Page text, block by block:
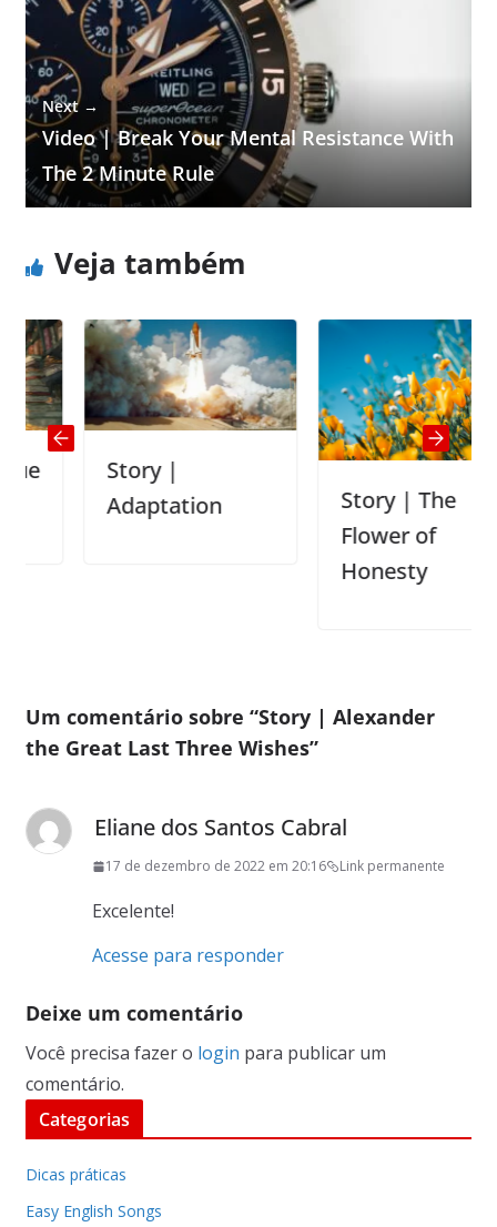
Next →
Video | Break Your Mental Resistance With
The 2 Minute Rule
Veja também
Story |
Adaptation
Story | The
Flower of
Honesty
Um comentário sobre “Story | Alexander
the Great Last Three Wishes”
Eliane dos Santos Cabral
17 de dezembro de 2022 em 20:16 Link permanente
Excelente!
Acesse para responder
Deixe um comentário
Você precisa fazer o login para publicar um
comentário.
Categorias
Dicas práticas
Easy English Songs